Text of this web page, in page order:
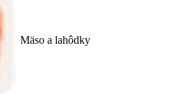
Mäso a lahôdky